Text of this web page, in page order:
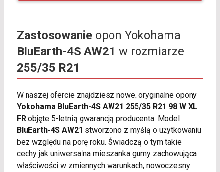
Zastosowanieopon Yokohama
BluEarth-4S AW21 w rozmiarze
255/35 R21
W naszej ofercie znajdziesz nowe, oryginalne opony
Yokohama BluEarth-4S AW21 255/35 R21 98 W XL
FRobjęte 5-letnią gwarancją producenta. Model
BluEarth-4S AW21 stworzono z myślą o użytkowaniu
bez względu na porę roku. Świadczą o tym takie
cechy jak uniwersalna mieszanka gumy zachowująca
właściwości w zmiennych warunkach, nowoczesny